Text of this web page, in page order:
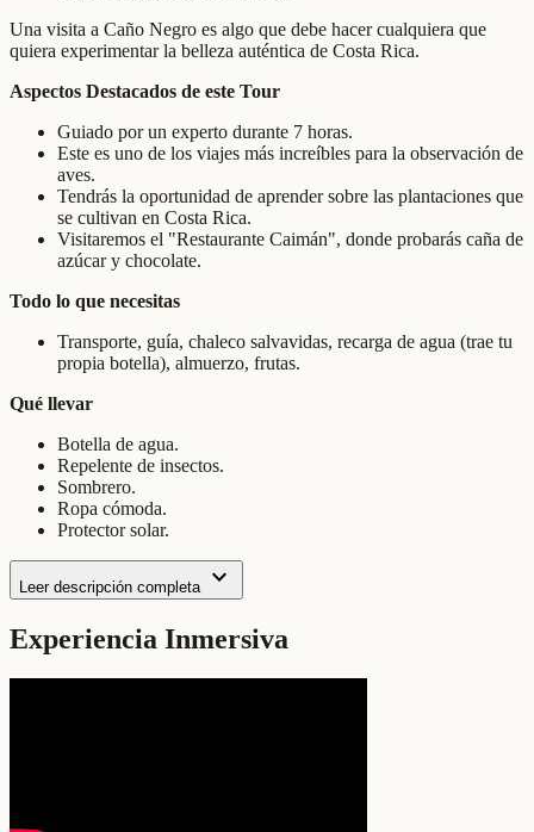
Una visita a Caño Negro es algo que debe hacer cualquiera que
quiera experimentar la belleza auténtica de Costa Rica.
Aspectos Destacados de este Tour
Guiado por un experto durante 7 horas.
Este es uno de los viajes más increíbles para la observación de
aves.
Tendrás la oportunidad de aprender sobre las plantaciones que
se cultivan en Costa Rica.
Visitaremos el "Restaurante Caimán", donde probarás caña de
azúcar y chocolate.
Todo lo que necesitas
Transporte, guía, chaleco salvavidas, recarga de agua (trae tu
propia botella), almuerzo, frutas.
Qué llevar
Botella de agua.
Repelente de insectos.
Sombrero.
Ropa cómoda.
Protector solar.
Leer descripción completa expand_more
Experiencia Inmersiva